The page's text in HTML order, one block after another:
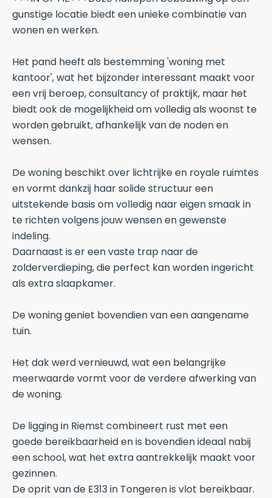
gunstige locatie biedt een unieke combinatie van
wonen en werken.
Het pand heeft als bestemming 'woning met
kantoor', wat het bijzonder interessant maakt voor
een vrij beroep, consultancy of praktijk, maar het
biedt ook de mogelijkheid om volledig als woonst te
worden gebruikt, afhankelijk van de noden en
wensen.
De woning beschikt over lichtrijke en royale ruimtes
en vormt dankzij haar solide structuur een
uitstekende basis om volledig naar eigen smaak in
te richten volgens jouw wensen en gewenste
indeling.
Daarnaast is er een vaste trap naar de
zolderverdieping, die perfect kan worden ingericht
als extra slaapkamer.
De woning geniet bovendien van een aangename
tuin.
Het dak werd vernieuwd, wat een belangrijke
meerwaarde vormt voor de verdere afwerking van
de woning.
De ligging in Riemst combineert rust met een
goede bereikbaarheid en is bovendien ideaal nabij
een school, wat het extra aantrekkelijk maakt voor
gezinnen.
De oprit van de E313 in Tongeren is vlot bereikbaar.